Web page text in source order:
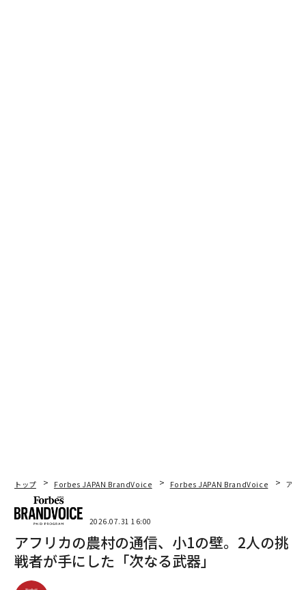
トップ Forbes JAPAN BrandVoice Forbes JAPAN BrandVoice アフ
2026.07.31 16:00
アフリカの農村の通信、小1の壁。2人の挑
戦者が手にした「次なる武器」